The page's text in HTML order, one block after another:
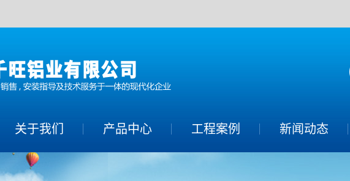
关于我们
产品中心
铝单板系列
工程案例
新闻动态
公司新闻